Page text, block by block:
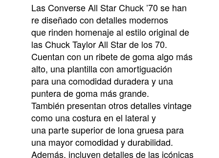
Las Converse All Star Chuck ’70 se han
re diseñado con detalles modernos
que rinden homenaje al estilo original de
las Chuck Taylor All Star de los 70.
Cuentan con un ribete de goma algo más
alto, una plantilla con amortiguación
para una comodidad duradera y una
puntera de goma más grande.
También presentan otros detalles vintage
como una costura en el lateral y
una parte superior de lona gruesa para
una mayor comodidad y durabilidad.
Además, incluyen detalles de las icónicas